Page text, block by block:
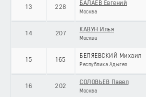
13 228
БАЛАЕВ Евгений
Москва
14 207
КАВУН Илья
Москва
15 165
БЕЛЯЕВСКИЙ Михаил
Республика Адыгея
16 202
СОЛОВЬЕВ Павел
Москва